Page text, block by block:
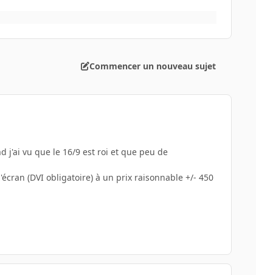
Commencer un nouveau sujet
j'ai vu que le 16/9 est roi et que peu de
(DVI obligatoire) à un prix raisonnable +/- 450